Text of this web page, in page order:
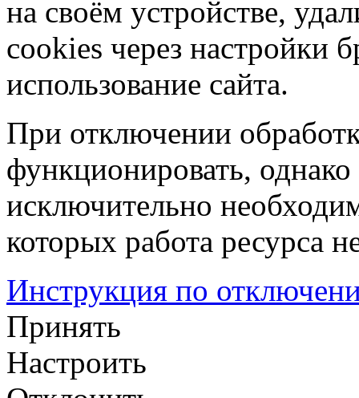
на своём устройстве,
cookies через настройки
использование сайта.
При отключении
функционировать, однако
исключительно
которых работа ресурса
Инструкция по
Принять
Настроить